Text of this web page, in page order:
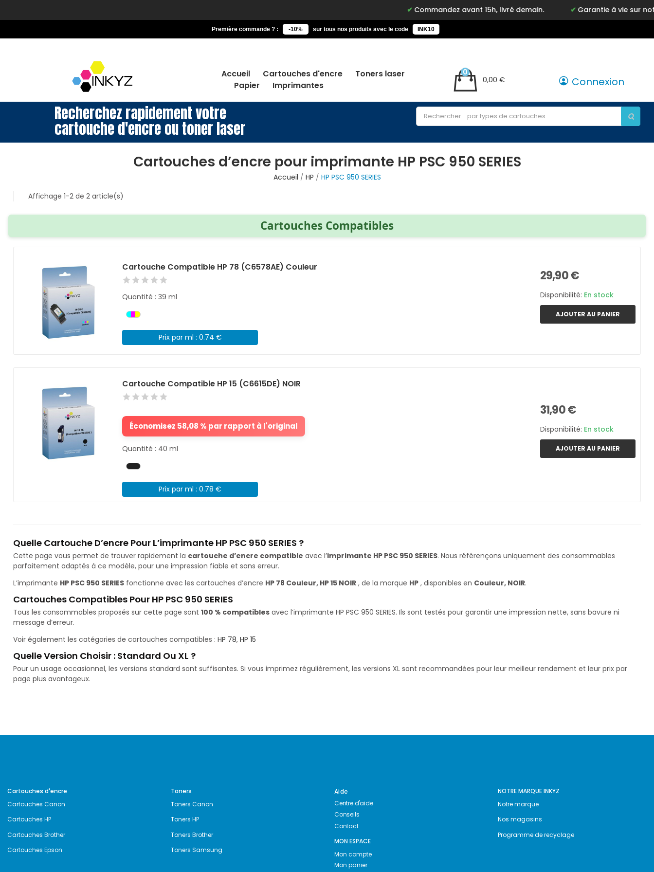
Commandez avant 15h, livré demain. Garantie à vie sur notre
Première commande ? : -10% sur tous nos produits avec le code INK10
Accueil Cartouches d'encre
Toners laser
Papier
Imprimantes
0,00 €
0
Connexion
Recherchez rapidement votre
cartouche d'encre ou toner laser
Cartouches d’encre pour imprimante HP PSC 950 SERIES
Accueil HP
HP PSC 950 SERIES
Affichage 1-2 de 2 article(s)
Cartouches Compatibles
Cartouche Compatible HP 78 (C6578AE) Couleur
Quantité : 39 ml
Prix par ml : 0.74 €
29,90 €
Disponibilité: En stock
AJOUTER AU PANIER
Cartouche Compatible HP 15 (C6615DE) NOIR
Économisez 58,08 % par rapport à l'original
Quantité : 40 ml
Prix par ml : 0.78 €
31,90 €
Disponibilité: En stock
AJOUTER AU PANIER
Quelle Cartouche D’encre Pour L’imprimante HP PSC 950 SERIES ?
Cette page vous permet de trouver rapidement la cartouche d’encre compatible avec l’imprimante HP PSC 950 SERIES. Nous référençons uniquement des consommables
parfaitement adaptés à ce modèle, pour une impression fiable et sans erreur.
L’imprimante HP PSC 950 SERIES fonctionne avec les cartouches d’encre HP 78 Couleur, HP 15 NOIR , de la marque HP , disponibles en Couleur, NOIR.
Cartouches Compatibles Pour HP PSC 950 SERIES
Tous les consommables proposés sur cette page sont 100 % compatibles avec l’imprimante HP PSC 950 SERIES. Ils sont testés pour garantir une impression nette, sans bavure ni
message d’erreur.
Voir également les catégories de cartouches compatibles : HP 78, HP 15
Quelle Version Choisir : Standard Ou XL ?
Pour un usage occasionnel, les versions standard sont suffisantes. Si vous imprimez régulièrement, les versions XL sont recommandées pour leur meilleur rendement et leur prix par
page plus avantageux.
Cartouches d'encre
Cartouches Canon
Cartouches HP
Cartouches Brother
Cartouches Epson
Toners
Toners Canon
Toners HP
Toners Brother
Toners Samsung
Aide
Centre d'aide
Conseils
Contact
MON ESPACE
Mon compte
Mon panier
NOTRE MARQUE INKYZ
Notre marque
Nos magasins
Programme de recyclage